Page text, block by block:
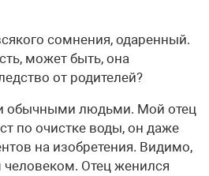
сомнения, одаренный.
может быть, она
от родителей?
обычными людьми. Мой отец
по очистке воды, он даже
на изобретения. Видимо,
Отец женился